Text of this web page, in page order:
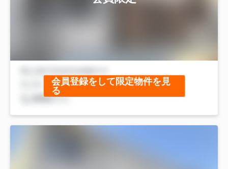
会員登録をして限定物件を見
る